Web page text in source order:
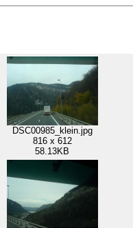
DSC00985_klein.jpg
816 x 612
58.13KB